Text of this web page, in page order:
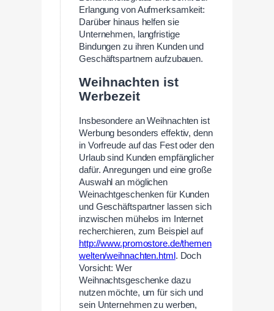
Erlangung von Aufmerksamkeit:
Darüber hinaus helfen sie
Unternehmen, langfristige
Bindungen zu ihren Kunden und
Geschäftspartnern aufzubauen.
Weihnachten ist
Werbezeit
Insbesondere an Weihnachten ist
Werbung besonders effektiv, denn
in Vorfreude auf das Fest oder den
Urlaub sind Kunden empfänglicher
dafür. Anregungen und eine große
Auswahl an möglichen
Weinachtgeschenken für Kunden
und Geschäftspartner lassen sich
inzwischen mühelos im Internet
recherchieren, zum Beispiel auf
http://www.promostore.de/themen
welten/weihnachten.html . Doch
Vorsicht: Wer
Weihnachtsgeschenke dazu
nutzen möchte, um für sich und
sein Unternehmen zu werben,